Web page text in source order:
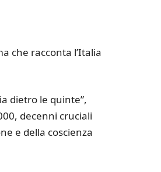
che racconta l’Italia
dietro le quinte”,
decenni cruciali
e della coscienza